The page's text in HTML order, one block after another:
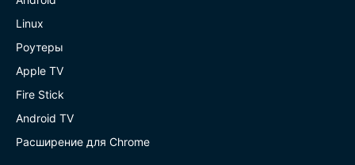
Linux
Роутеры
Apple TV
Fire Stick
Android TV
Расширение для Chrome